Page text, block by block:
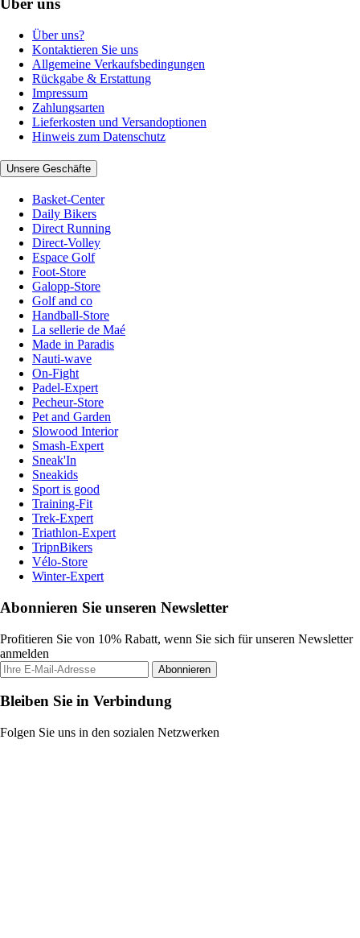
Über uns
Über uns?
Kontaktieren Sie uns
Allgemeine Verkaufsbedingungen
Rückgabe & Erstattung
Impressum
Zahlungsarten
Lieferkosten und Versandoptionen
Hinweis zum Datenschutz
Unsere Geschäfte
Basket-Center
Daily Bikers
Direct Running
Direct-Volley
Espace Golf
Foot-Store
Galopp-Store
Golf and co
Handball-Store
La sellerie de Maé
Made in Paradis
Nauti-wave
On-Fight
Padel-Expert
Pecheur-Store
Pet and Garden
Slowood Interior
Smash-Expert
Sneak'In
Sneakids
Sport is good
Training-Fit
Trek-Expert
Triathlon-Expert
TripnBikers
Vélo-Store
Winter-Expert
Abonnieren Sie unseren Newsletter
Profitieren Sie von 10% Rabatt, wenn Sie sich für unseren Newsletter
anmelden
Abonnieren
Bleiben Sie in Verbindung
Folgen Sie uns in den sozialen Netzwerken